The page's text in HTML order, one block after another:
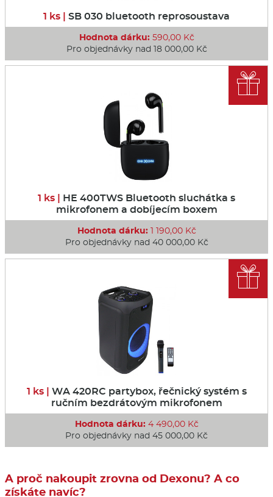
1 ks | SB 030 bluetooth reprosoustava
Hodnota dárku:590,00 Kč
Pro objednávky nad 18 000,00 Kč
1 ks | HE 400TWS Bluetooth sluchátka s
mikrofonem a dobíjecím boxem
Hodnota dárku:1 190,00 Kč
Pro objednávky nad 40 000,00 Kč

1 ks | WA 420RC partybox, řečnický systém s
ručním bezdrátovým mikrofonem
Hodnota dárku:4 490,00 Kč
Pro objednávky nad 45 000,00 Kč

A proč nakoupit zrovna od Dexonu? A co
získáte navíc?